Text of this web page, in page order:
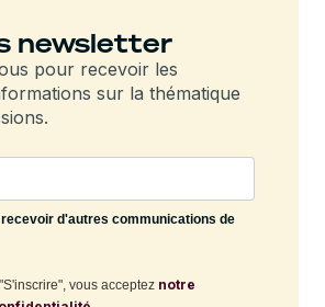
newsletter
pour recevoir les
sur la thématique
d'autres communications de
vous acceptez notre